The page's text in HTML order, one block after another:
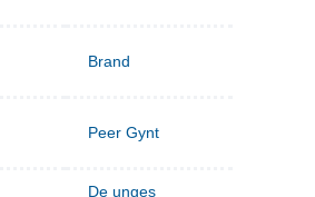
Brand
Peer Gynt
De unges